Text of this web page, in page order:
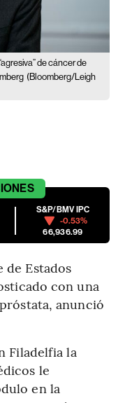
de cáncer de
(Bloomberg/Leigh
S&P/BMV IPC
-0.53%
66,936.99
Estados
con una
anunció
Filadelfia la
le
en la